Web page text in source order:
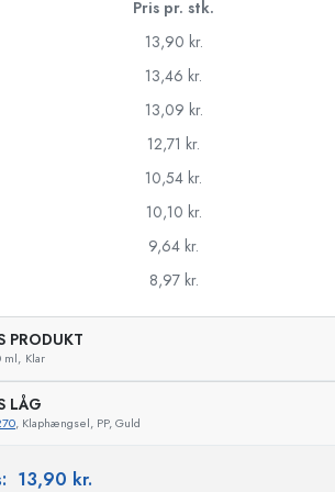
Pris pr. stk.
13,90 kr.
13,46 kr.
13,09 kr.
12,71 kr.
10,54 kr.
10,10 kr.
9,64 kr.
8,97 kr.
PRODUKT
ml, Klar
LÅG
, Klaphængsel, PP, Guld
13,90 kr.